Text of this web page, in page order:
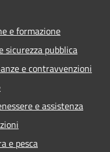
e formazione
sicurezza pubblica
e contravvenzioni
e assistenza
e pesca